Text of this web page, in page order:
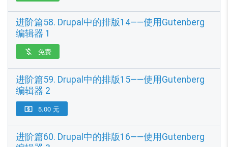
进阶篇58. Drupal中的排版14——使用Gutenberg
编辑器 1
 免费
进阶篇59. Drupal中的排版15——使用Gutenberg
编辑器 2
 5.00 元
进阶篇60. Drupal中的排版16——使用Gutenberg